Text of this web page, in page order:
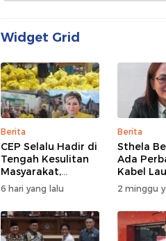
Widget Grid
Berita
CEP Selalu Hadir di
Tengah Kesulitan
Masyarakat,
Salurkan Bantuan
Korban Kebakaran
di Wanea
6 hari yang lalu
Berita
Sthela
Ada
Kabel
Ring,
Internet
Sangihe,
2 minggu